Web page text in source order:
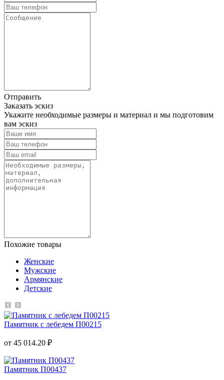
Отправить
Заказать эскиз
Укажите необходимые размеры и материал и мы подготовим
вам эскиз
Похожие товары
Женские
Мужские
Армянские
Детские
Памятник с лебедем П00215
от 45 014.20 ₽
Памятник П00437